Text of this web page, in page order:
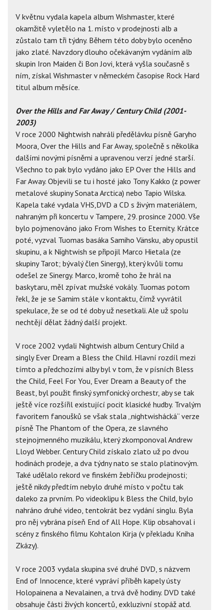
V květnu vydala kapela album Wishmaster, které
okamžitě vyletělo na 1. místo v prodejnosti alb a
zůstalo tam tři týdny. Během této doby bylo oceněno
jako zlaté. Navzdory dlouho očekávaným vydáním alb
skupin Iron Maiden či Bon Jovi, která vyšla současně s
ním, získal Wishmaster v německém časopise Rock Hard
titul album měsíce.
Over the Hills and Far Away / Century Child (2001-
2003)
V roce 2000 Nightwish nahráli předělávku písně Garyho
Moora, Over the Hills and Far Away, společně s několika
dalšími novými písněmi a upravenou verzí jedné starší.
Všechno to pak bylo vydáno jako EP Over the Hills and
Far Away. Objevili se tu i hosté jako Tony Kakko (z power
metalové skupiny Sonata Arctica) nebo Tapio Wilska.
Kapela také vydala VHS,DVD a CD s živým materiálem,
nahraným při koncertu v Tampere, 29. prosince 2000. Vše
bylo pojmenováno jako From Wishes to Eternity. Krátce
poté, vyzval Tuomas basáka Samiho Vänsku, aby opustil
skupinu, a k Nightwish se připojil Marco Hietala (ze
skupiny Tarot; bývalý člen Sinergy), který kvůli tomu
odešel ze Sinergy. Marco, kromě toho že hrál na
baskytaru, měl zpívat mužské vokály. Tuomas potom
řekl, že je se Samim stále v kontaktu, čímž vyvrátil
spekulace, že se od té doby už nesetkali. Ale už spolu
nechtějí dělat žádný další projekt.
V roce 2002 vydali Nightwish album Century Child a
singly Ever Dream a Bless the Child. Hlavní rozdíl mezi
tímto a předchozími alby byl v tom, že v písních Bless
the Child, Feel For You, Ever Dream a Beauty of the
Beast, byl použit finský symfonický orchestr, aby se tak
ještě více rozšířil existující pocit klasické hudby. Trvalým
favoritem fanoušků se však stala „nightwishácká“ verze
písně The Phantom of the Opera, ze slavného
stejnojmenného muzikálu, který zkomponoval Andrew
Lloyd Webber. Century Child získalo zlato už po dvou
hodinách prodeje, a dva týdny nato se stalo platinovým.
Také udělalo rekord ve finském žebříčku prodejnosti;
ještě nikdy předtím nebylo druhé místo v počtu tak
daleko za prvním. Po videoklipu k Bless the Child, bylo
nahráno druhé video, tentokrát bez vydání singlu. Byla
pro něj vybrána píseň End of All Hope. Klip obsahoval i
scény z finského filmu Kohtalon Kirja (v překladu Kniha
Zkázy).
V roce 2003 vydala skupina své druhé DVD, s názvem
End of Innocence, které vypráví příběh kapely ústy
Holopainena a Nevalainen, a trvá dvě hodiny. DVD také
obsahuje části živých koncertů, exkluzivní stopáž atd.